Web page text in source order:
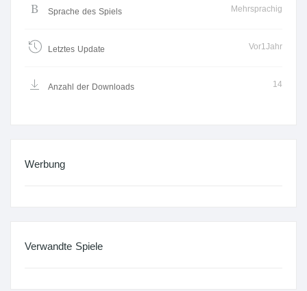
Sprache des Spiels Mehrsprachig
Letztes Update Vor1Jahr
Anzahl der Downloads 14
Werbung
Verwandte Spiele